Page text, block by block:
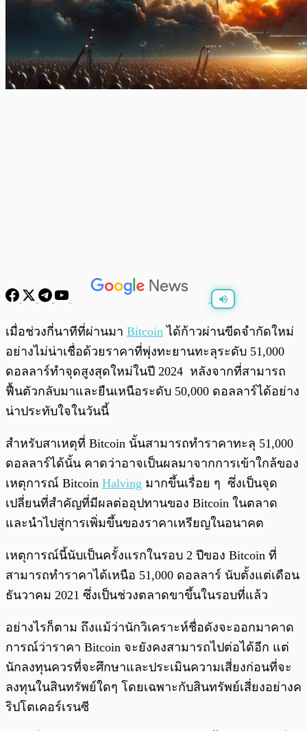
พร้อมเล่น 0:00/0:00
เมื่อช่วงกี่นาทีที่ผ่านมา Bitcoin ได้ก้าวผ่านขีดจำกัดใหม่
อย่างไม่น่าเชื่อด้วยราคาที่พุ่งทะยานทะลุระดับ 51,000
ดอลลาร์ทำจุดสูงสุดใหม่ในปี 2024 หลังจากที่สามารถ
ฟื้นตัวกลับมาและยืนเหนือระดับ 50,000 ดอลลาร์ได้อย่าง
น่าประทับใจในวันนี้
สำหรับสาเหตุที่ Bitcoin นั้นสามารถทำราคาทะลุ 51,000
ดอลลาร์ได้นั้น คาดว่าอาจเป็นผลมาจากการเข้าใกล้ของ
เหตุการณ์ Bitcoin Halving มากขึ้นเรื่อย ๆ ซึ่งเป็นจุด
เปลี่ยนที่สำคัญที่มีผลต่ออุปทานของ Bitcoin ในตลาด
และนำไปสู่การเพิ่มขึ้นของราคาเหรียญในอนาคต
เหตุการณ์นี้นับเป็นครั้งแรกในรอบ 2 ปีของ Bitcoin ที่
สามารถทำราคาได้เหนือ 51,000 ดอลลาร์ นับตั้งแต่เดือน
ธันวาคม 2021 ซึ่งเป็นช่วงตลาดขาขึ้นในรอบที่แล้ว
อย่างไรก็ตาม ถึงแม้ว่านักวิเคราะห์ชื่อดังจะออกมาคาด
การณ์ว่าราคา Bitcoin จะยังคงสามารถไปต่อได้อีก แต่
นักลงทุนควรที่จะศึกษาและประเมินความเสี่ยงก่อนที่จะ
ลงทุนในสินทรัพย์ใดๆ โดยเฉพาะกับสินทรัพย์เสี่ยงอย่างค
ริปโตเคอร์เรนซี